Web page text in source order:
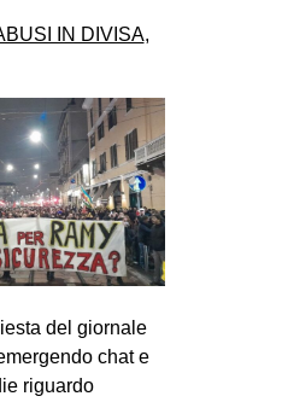
IN DIVISA,
del giornale
chat e
riguardo